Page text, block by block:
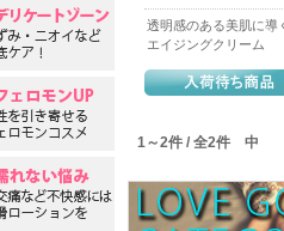
透明感のある美肌に導
エイジングクリーム
1～2件 / 全2件 中